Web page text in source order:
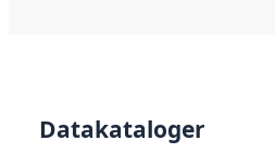
Datakataloger